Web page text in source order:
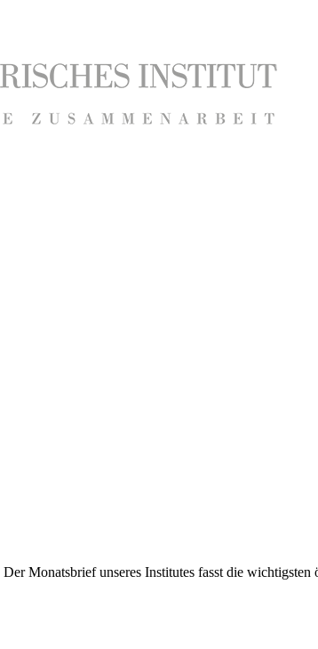
Monatsbrief unseres Institutes fasst die